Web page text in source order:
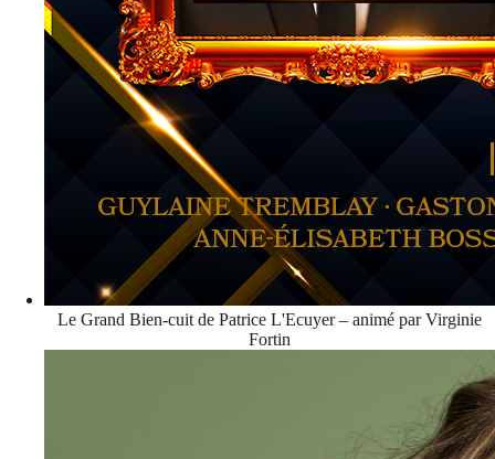
Le Grand Bien-cuit de Patrice L'Ecuyer – animé par Virginie
Fortin